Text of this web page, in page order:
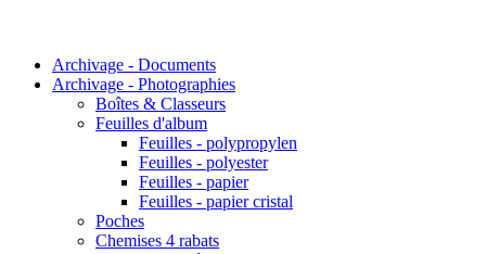
Archivage - Documents
Archivage - Photographies
Boîtes & Classeurs
Feuilles d'album
Feuilles - polypropylen
Feuilles - polyester
Feuilles - papier
Feuilles - papier cristal
Poches
Chemises 4 rabats